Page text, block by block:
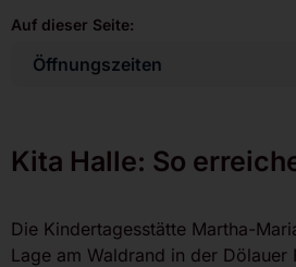
Kita Halle: So
Die Kindertagesstätte Martha-
Lage am Waldrand in der Dölauer
Auf dieser Seite: